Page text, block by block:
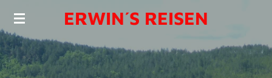
Zum
Hauptinhalt
springen
ERWIN´S REISEN